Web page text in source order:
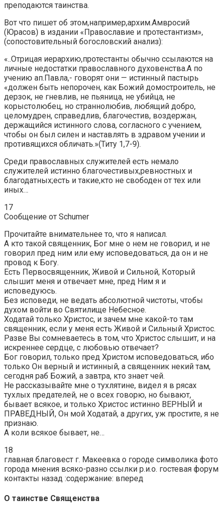
преподаются таинства.
Вот что пишет об этом,например,архим.Амвросий
(Юрасов) в издании «Православие и протестантизм»,
(сопостовительный богословский анализ):
«..Отрицая иерархию,протестанты обычно ссылаются на
личные недостатки православного духовенства.А по
учению ап.Павла,- говорят они — истинный пастырь
«должен быть непорочен, как Божий домостроитель, не
дерзок, не гневлив, не пьяница, не убийца, не
корыстолюбец, но страннолюбив, любящий добро,
целомудрен, справедлив, благочестив, воздержан,
держащийся истинного слова, согласного с учением,
чтобы он был силен и наставлять в здравом учении и
противящихся обличать.»(Титу 1,7-9).
Cреди православных служителей есть немало
служителей истинно благочестивых,ревностных и
благодатных;есть и такие,кто не свободен от тех или
иных…
17
Сообщение от Schumer
Прочитайте внимательнее то, что я написал.
А кто такой священник, Бог мне о нем не говорил, и не
говорил пред ним или ему исповедоваться, да он и не
провод к Богу.
Есть Первосвященник, Живой и Сильной, Который
слышит меня и отвечает мне, пред Ним я и
исповедуюсь.
Без исповеди, не ведать абсолютной чистоты, чтобы
духом войти во Святилище Небесное.
Ходатай только Христос, и зачем мне какой-то там
священник, если у меня есть Живой и Сильный Христос.
Разве Вы сомневаетесь в том, что Христос слышит, и на
искреннее сердце, с любовью отвечает?
Бог говорил, только пред Христом исповедоваться, ибо
только Он верный и истинный, а священник некий там,
сегодня раб Божий, а завтра, кто знает чей.
Не рассказывайте мне о тухлятине, видел я в рясах
тухлых предателей, не о всех говорю, но бывают,
бывает всякое, и только Христос истинно ВЕРНЫЙ и
ПРАВЕДНЫЙ, Он мой Ходатай, а других, уж простите, я не
признаю.
А коли всякое бывает, не…
18
главная благовест г. Макеевка о городе символика фото
города мнения всяко-разно ссылки р.и.о. гостевая форум
контакты назад :cодержание: вперед
О таинстве Священства